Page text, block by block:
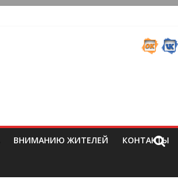
ВНИМАНИЮ ЖИТЕЛЕЙ КОНТАКТЫ